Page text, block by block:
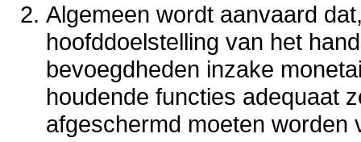
Algemeen wordt aanvaard
hoofddoelstelling van het
bevoegdheden inzake
houdende functies adequaat
afgeschermd moeten worden